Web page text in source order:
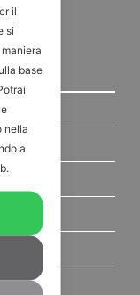
il
si
base
nella
a